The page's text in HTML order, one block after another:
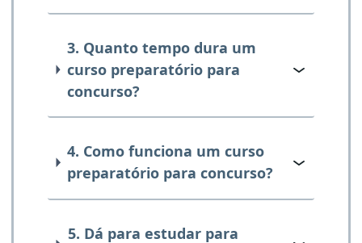
3. Quanto tempo dura um
curso preparatório para
concurso?
4. Como funciona um curso
preparatório para concurso?
5. Dá para estudar para